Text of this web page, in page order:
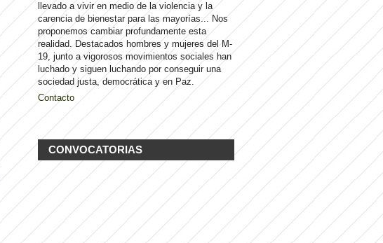
llevado a vivir en medio de la violencia y la
carencia de bienestar para las mayorías... Nos
proponemos cambiar profundamente esta
realidad. Destacados hombres y mujeres del M-
19, junto a vigorosos movimientos sociales han
luchado y siguen luchando por conseguir una
sociedad justa, democrática y en Paz.
Contacto
CONVOCATORIAS